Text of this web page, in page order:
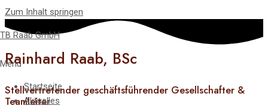
Zum Inhalt springen
TB Raab GmbH
Menü
Startseite
Aktuelles
Rainhard Raab, BSc
Stellvertretender geschäftsführender Gesellschafter &
Teamleiter